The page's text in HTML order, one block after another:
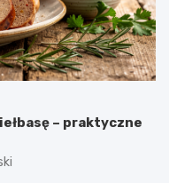
– praktyczne